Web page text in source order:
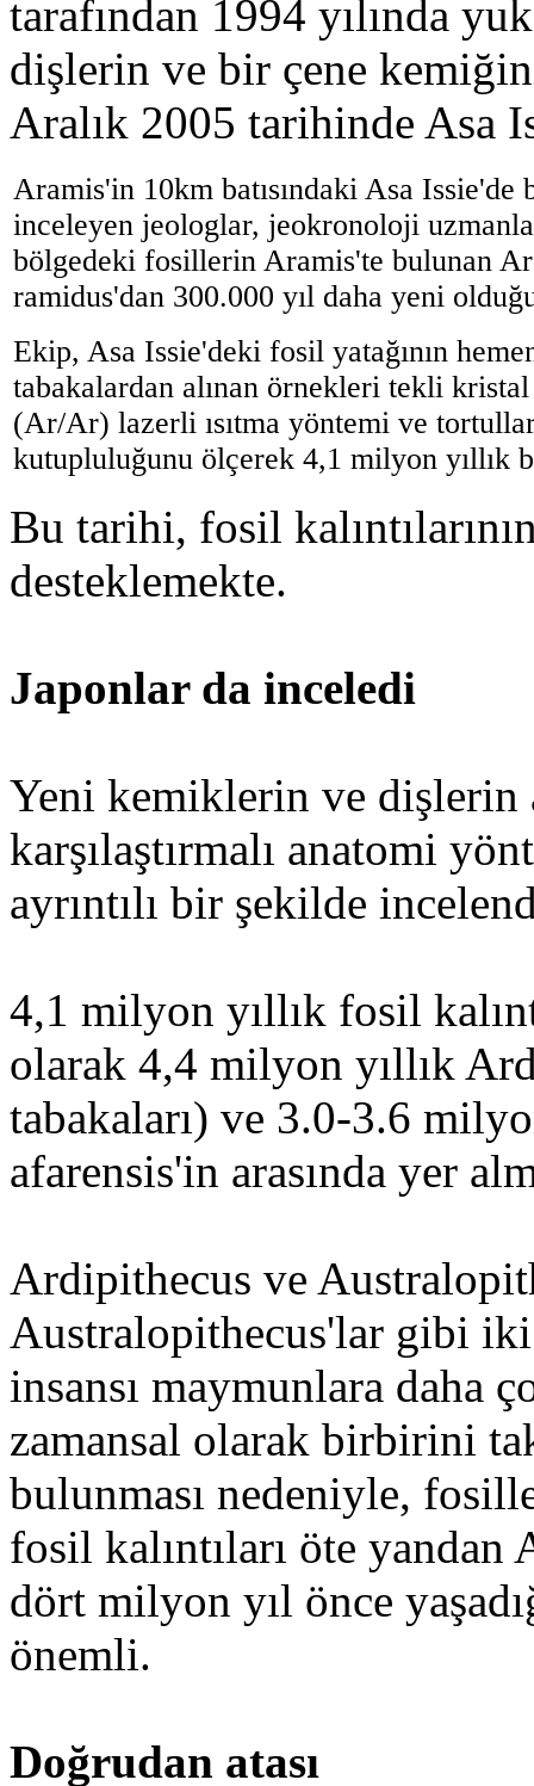
tarafından 1994 yılında
dişlerin ve bir çene
Aralık 2005 tarihinde Asa
Aramis'in 10km batısındaki Asa
inceleyen jeologlar, jeokronoloji
bölgedeki fosillerin Aramis'te bulunan
ramidus'dan 300.000 yıl daha yeni
Ekip, Asa Issie'deki fosil yatağının
tabakalardan alınan örnekleri tekli
(Ar/Ar) lazerli ısıtma yöntemi ve
kutupluluğunu ölçerek 4,1 milyon yıllık
Bu tarihi, fosil
desteklemekte.
Japonlar da inceledi
Yeni kemiklerin ve dişlerin
karşılaştırmalı anatomi
ayrıntılı bir şekilde
4,1 milyon yıllık fosil
olarak 4,4 milyon yıllık
tabakaları) ve 3.0-3.6
afarensis'in arasında yer
Ardipithecus ve
Australopithecus'lar gibi
insansı maymunlara daha
zamansal olarak birbirini
bulunması nedeniyle,
fosil kalıntıları öte
dört milyon yıl önce
önemli.
Doğrudan atası